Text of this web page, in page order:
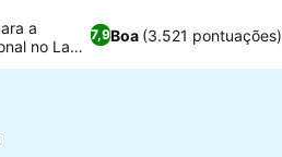
7,9Boa (3.521 pontuações)
a
no La